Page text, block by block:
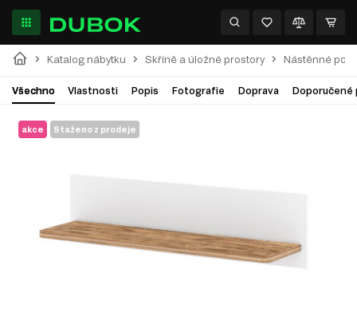
Katalog nábytku Skříně a úložné prostory Nástěnné
Všechno Vlastnosti Popis Fotografie Doprava Doporučené
akce Staženo z prodeje